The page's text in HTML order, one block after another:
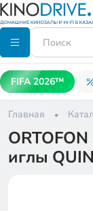
FIFA 2026™
Главная
иглы